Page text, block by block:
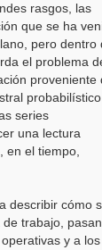
rasgos, las
que se ha
pero dentro
el problema
proveniente
series
una lectura
en el tiempo,
describir cómo
trabajo,
y a los